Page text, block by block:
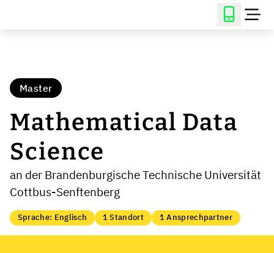
Master
Mathematical Data
Science
an der Brandenburgische Technische Universität
Cottbus-Senftenberg
Sprache: Englisch 1 Standort 1 Ansprechpartner